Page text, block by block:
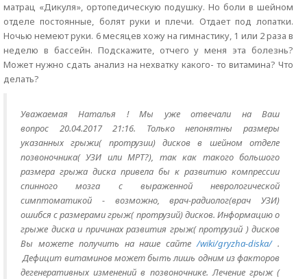
матрац «Дикуля», ортопедическую подушку. Но боли в шейном
отделе постоянные, болят руки и плечи. Отдает под лопатки.
Ночью немеют руки. 6 месяцев хожу на гимнастику, 1 или 2 раза в
неделю в бассейн. Подскажите, отчего у меня эта болезнь?
Может нужно сдать анализ на нехватку какого- то витамина? Что
делать?
Уважаемая Наталья ! Мы уже отвечали на Ваш
вопрос 20.04.2017 21:16. Только непонятны размеры
указанных грыжи( протрузии) дисков в шейном отделе
позвоночника( УЗИ или МРТ?), так как такого большого
размера грыжа диска привела бы к развитию компрессии
спинного мозга с выраженной неврологической
симптоматикой - возможно, врач-радиолог(врач УЗИ)
ошибся с размерами грыж( протрузий) дисков. Информацию о
грыже диска и причинах развития грыж( протрузий ) дисков
Вы можете получить на наше сайте/wiki/gryzha-diska/.
Дефицит витаминов может быть лишь одним из факторов
дегенеративных изменений в позвоночнике. Лечение грыж (